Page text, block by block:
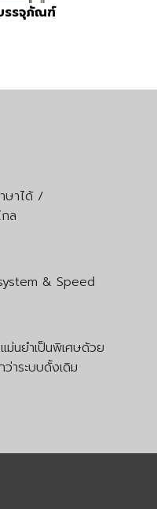
รจุภัณฑ์
ษาได้ /
ล
& Speed
ม่นยำเป็นพิเศษด้วย
าระบบดั้งเดิม